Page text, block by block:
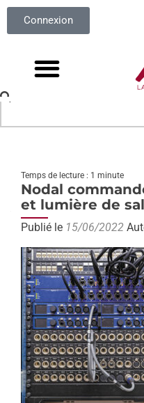
Connexion
Temps de lecture : 1 minute
Nodal
et lumière de
Publié le 15/06/2022